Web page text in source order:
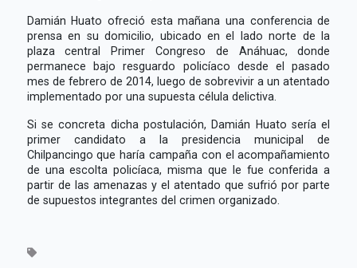
Damián Huato ofreció esta mañana una conferencia de
prensa en su domicilio, ubicado en el lado norte de la
plaza central Primer Congreso de Anáhuac, donde
permanece bajo resguardo policíaco desde el pasado
mes de febrero de 2014, luego de sobrevivir a un atentado
implementado por una supuesta célula delictiva.
Si se concreta dicha postulación, Damián Huato sería el
primer candidato a la presidencia municipal de
Chilpancingo que haría campaña con el acompañamiento
de una escolta policíaca, misma que le fue conferida a
partir de las amenazas y el atentado que sufrió por parte
de supuestos integrantes del crimen organizado.